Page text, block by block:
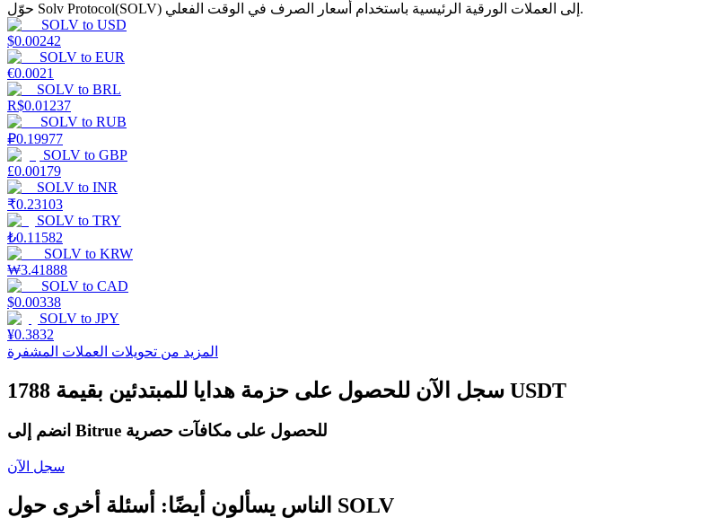
يكسب
خنزير الطاقة
احصل على مكافآت تنافسية يوميًا
التوقيع المساحي
حوّل Solv Protocol(SOLV) إلى العملات الورقية الرئيسية باستخدام أسعار الصرف في الوقت الفعلي.
SOLV to USD
$0.00242
SOLV to EUR
€0.0021
SOLV to BRL
R$0.01237
SOLV to RUB
₽0.19977
SOLV to GBP
£0.00179
SOLV to INR
₹0.23103
SOLV to TRY
₺0.11582
SOLV to KRW
₩3.41888
SOLV to CAD
$0.00338
SOLV to JPY
¥0.3832
المزيد من تحويلات العملات المشفرة
سجل الآن للحصول على حزمة هدايا للمبتدئين بقيمة 1788 USDT
انضم إلى Bitrue للحصول على مكافآت حصرية
سجل الآن
الناس يسألون أيضًا: أسئلة أخرى حول SOLV